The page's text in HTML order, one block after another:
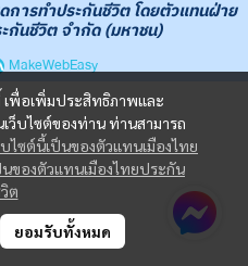
เพื่อเพิ่มประสิทธิภาพและ
ว็บไซต์ของท่าน ท่านสามารถ
บไซต์นี้เป็นของตัวแทนเมืองไทย
นของตัวแทนเมืองไทยประกัน
ต
ยอมรับทั้งหมด
การทำประกันชีวิต โดยตัวแทนฝ่าย
กันชีวิต จำกัด (มหาชน)
MakeWebEasy